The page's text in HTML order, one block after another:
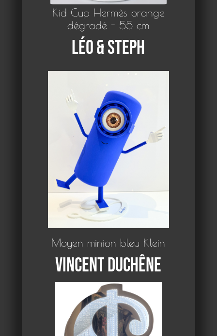
Kid Cup Hermès orange
dégradé - 55 cm
Léo & Steph
Moyen minion bleu Klein
Vincent Duchêne